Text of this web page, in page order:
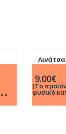
9.00€
(Το
φυσικό